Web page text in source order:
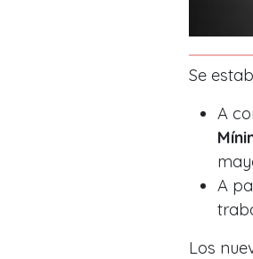
Se
A
A
Los